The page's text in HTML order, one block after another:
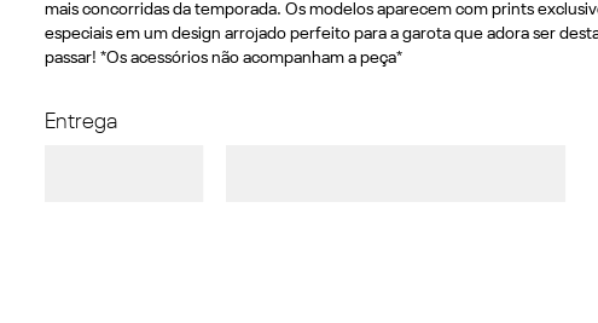
mais concorridas da temporada. Os modelos aparecem com prints
especiais em um design arrojado perfeito para a garota que adora ser
passar! *Os acessórios não acompanham a peça*
Entrega